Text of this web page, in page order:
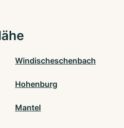
Windischeschenbach
Hohenburg
Mantel